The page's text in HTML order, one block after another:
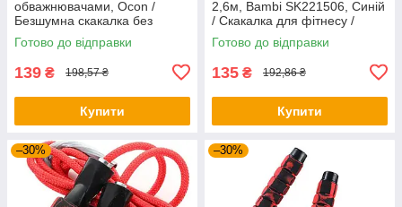
обважнювачами, Ocon /
Безшумна скакалка без
шнура / Скакалка з кульками
Готово до відправки
139 ₴ 198,57 ₴
Купити
2,6м, Bambi SK221506, Синій
/ Скакалка для фітнесу /
Скакалка для спорту
Готово до відправки
135 ₴ 192,86 ₴
Купити
–30% –30%